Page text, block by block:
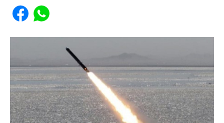
Share to Facebook
Share to WhatsApp